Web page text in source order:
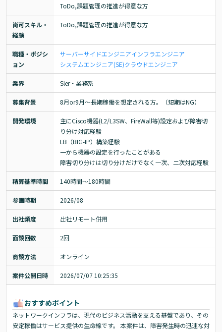
ToDo,課題管理の推進が得意な方
尚可スキル・
経験
ToDo,課題管理の推進が得意な方
職種・ポジシ
ョン
サーバーサイドエンジニアインフラエンジニア
システムエンジニア(SE)クラウドエンジニア
業界 Sler・業務系
募集背景 8月or9月～長期稼働を想定される方。（短期はNG）
開発環境
主にCisco機器(L2/L3SW、FireWall等)設定および障害切
り分け対応経験
LB（BIG-IP）構築経験
一から機器の設定を行ったことがある
障害切り分けは切り分けだけでなく一次、二次対応経験
精算基準時間 140時間〜180時間
参画時期 2026/08
出社頻度 出社リモート併用
面談回数 2回
商談方法 オンライン
案件公開日時 2026/07/07 10:25:35
おすすめポイント
ネットワークインフラは、現代のビジネス活動を支える基盤であり、その
安定稼働はサービス提供の生命線です。 本案件は、障害発生時の迅速な対